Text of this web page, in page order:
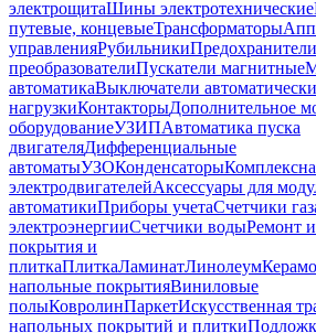
электрощитаШины электротехнические
путевые, концевыеТрансформаторы
управленияРубильникиПредохранители
преобразователиПускатели магнитные
автоматикаВыключатели
нагрузкиКонтакторыДополнительное
оборудованиеУЗИПАвтоматика пуска
двигателяДифференциальные
автоматыУЗОКонденсаторы
электродвигателейАксессуары для
автоматикиПриборы учетаСчетчики
электроэнергииСчетчики водыРемонт
покрытия и
плиткаПлиткаЛаминатЛинолеум
напольные покрытияВиниловые
полыКовролинПаркетИскусственная
напольных покрытий и плитки